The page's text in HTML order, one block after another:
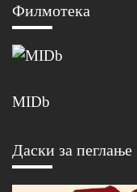
Филмотека
MIDb
Даски за пеглање